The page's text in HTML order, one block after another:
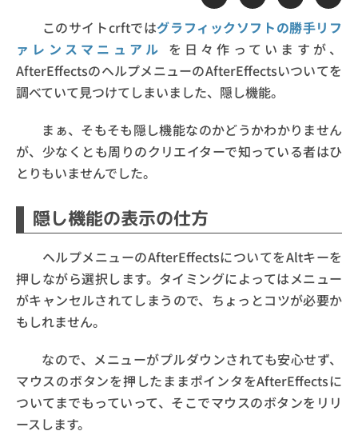
このサイトcrftではグラフィックソフトの勝手リフ
ァレンスマニュアル を日々作っていますが、
AfterEffectsのヘルプメニューのAfterEffectsいついてを
調べていて見つけてしまいました、隠し機能。
まぁ、そもそも隠し機能なのかどうかわかりません
が、少なくとも周りのクリエイターで知っている者はひ
とりもいませんでした。
隠し機能の表示の仕方
ヘルプメニューのAfterEffectsについてをAltキーを
押しながら選択します。タイミングによってはメニュー
がキャンセルされてしまうので、ちょっとコツが必要か
もしれません。
なので、メニューがプルダウンされても安心せず、
マウスのボタンを押したままポインタをAfterEffectsに
ついてまでもっていって、そこでマウスのボタンをリリ
ースします。